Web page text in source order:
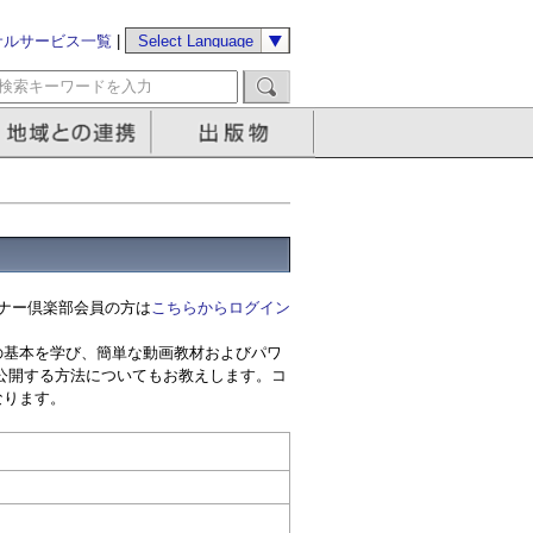
サービス一覧
ー倶楽部会員の方はこちらからログイン
本を学び、簡単な動画教材およびパワ
する方法についてもお教えします。コ
ます。